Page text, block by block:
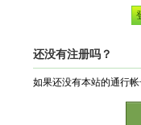
还没有注册吗？
如果还没有本站的通行